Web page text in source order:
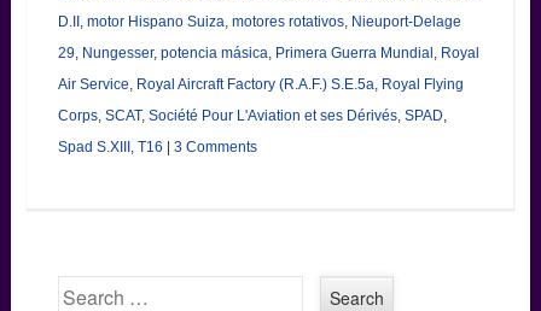
D.II, motor Hispano Suiza motores rotativos, Nieuport-Delage
29 Nungesser, potencia másica Primera Guerra Mundial Royal
Air Service Royal Aircraft Factory (R.A.F.) S.E.5a Royal Flying
Corps, SCAT, Société Pour L'Aviation et ses Dérivés, SPAD
Spad S.XIII, T16 | 3 Comments
Search